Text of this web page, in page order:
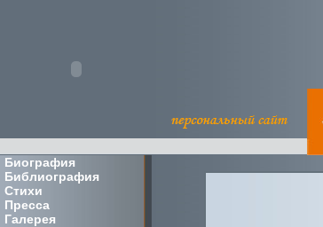
Биография
Библиография
Стихи
Пресса
Галерея